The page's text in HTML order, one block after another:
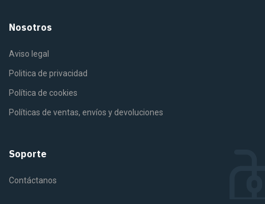
Nosotros
Aviso legal
Politica de privacidad
Política de cookies
Políticas de ventas, envíos y devoluciones
Soporte
Contáctanos